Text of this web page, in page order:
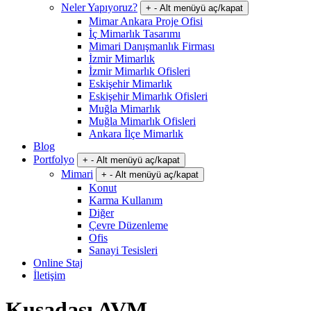
Neler Yapıyoruz?
+ - Alt menüyü aç/kapat
Mimar Ankara Proje Ofisi
İç Mimarlık Tasarımı
Mimari Danışmanlık Firması
İzmir Mimarlık
İzmir Mimarlık Ofisleri
Eskişehir Mimarlık
Eskişehir Mimarlık Ofisleri
Muğla Mimarlık
Muğla Mimarlık Ofisleri
Ankara İlçe Mimarlık
Blog
Portfolyo
+ - Alt menüyü aç/kapat
Mimari + - Alt menüyü aç/kapat
Konut
Karma Kullanım
Diğer
Çevre Düzenleme
Ofis
Sanayi Tesisleri
Online Staj
İletişim